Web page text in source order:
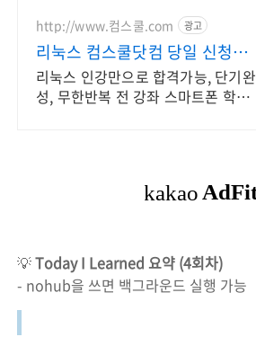
http://www.컴스쿨.com 광고
리눅스 컴스쿨닷컴 당일 신청&
결제시 기프티콘!
리눅스 인강만으로 합격가능, 단기완
성, 무한반복 전 강좌 스마트폰 학습
💡Today I Learned 요약 (4회차)
- nohub을 쓰면 백그라운드 실행 가능